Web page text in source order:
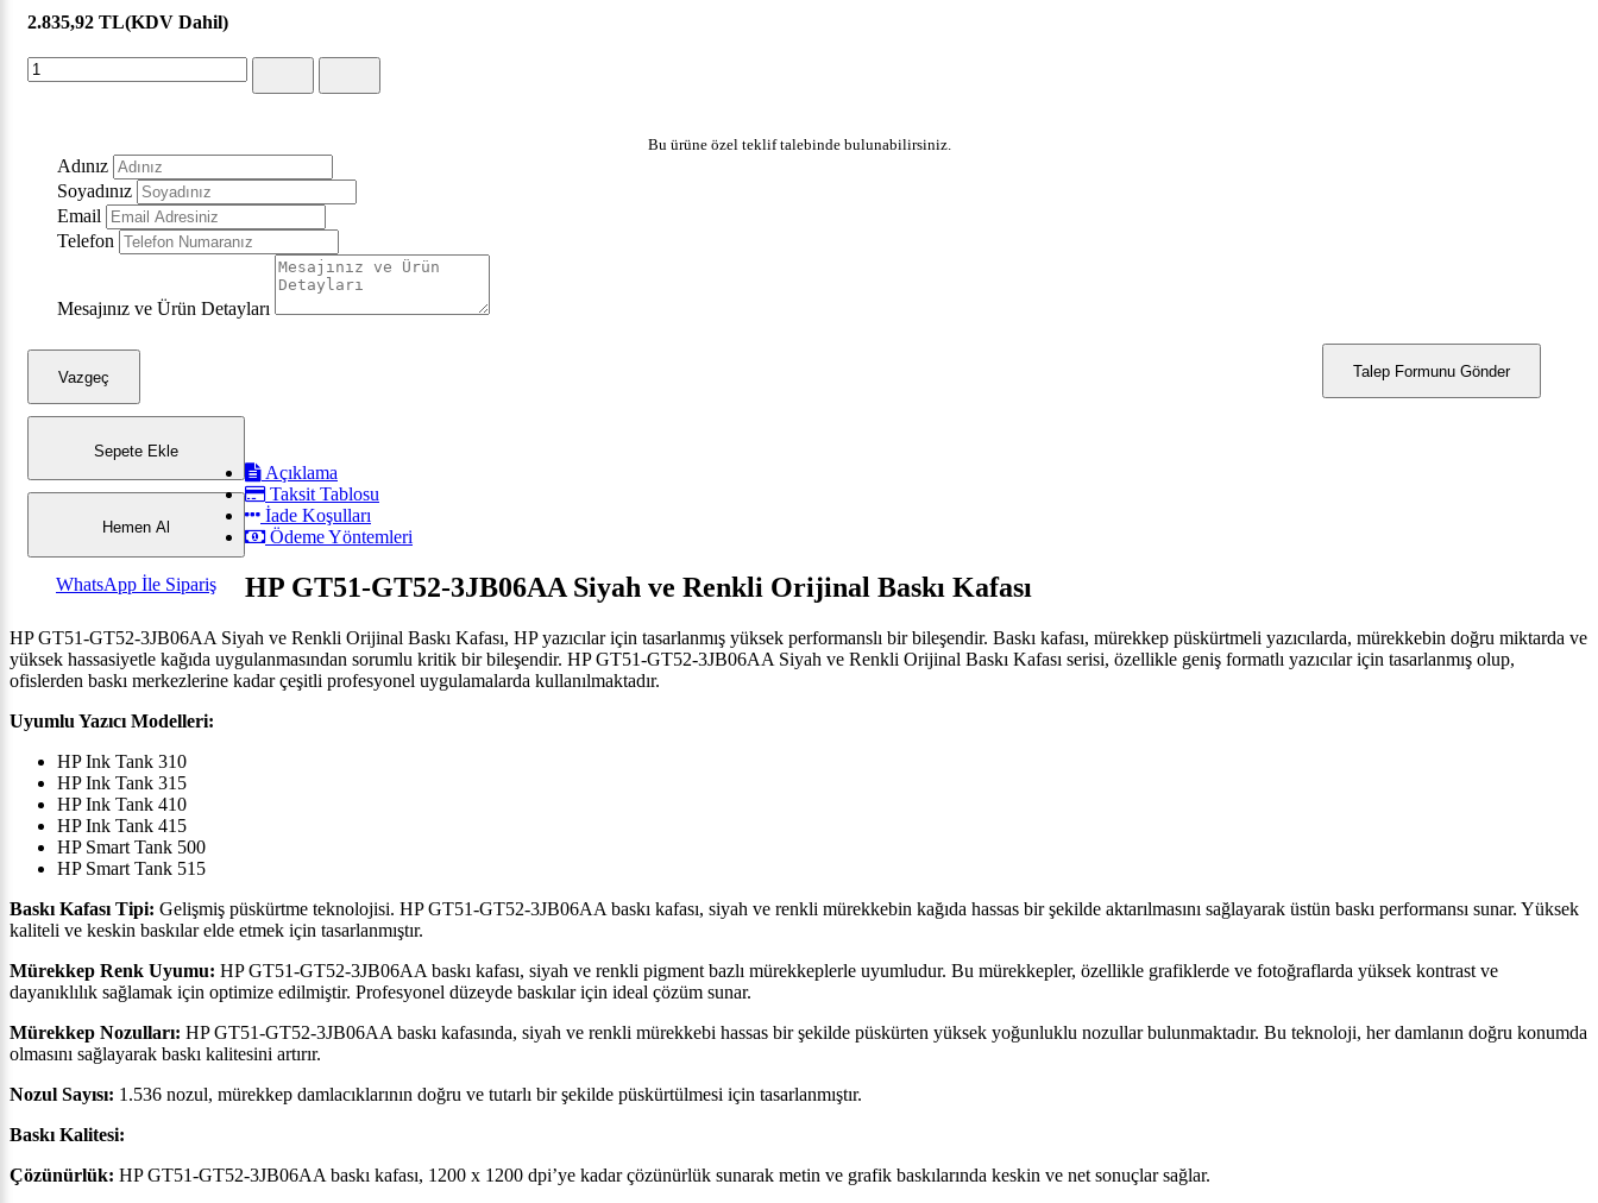
2.835,92 TL(KDV Dahil)
Bu ürüne özel teklif talebinde bulunabilirsiniz.
Adınız
Soyadınız
Email
Telefon
Mesajınız ve Ürün Detayları
Talep Formunu Gönder
Vazgeç
Sepete Ekle
Hemen Al
WhatsApp İle Sipariş
Açıklama
Taksit Tablosu
İade Koşulları
Ödeme Yöntemleri
HP GT51-GT52-3JB06AA Siyah ve Renkli Orijinal Baskı Kafası
HP GT51-GT52-3JB06AA Siyah ve Renkli Orijinal Baskı Kafası, HP yazıcılar için tasarlanmış yüksek performanslı bir bileşendir. Baskı kafası, mürekkep püskürtmeli yazıcılarda, mürekkebin doğru miktarda ve
yüksek hassasiyetle kağıda uygulanmasından sorumlu kritik bir bileşendir. HP GT51-GT52-3JB06AA Siyah ve Renkli Orijinal Baskı Kafası serisi, özellikle geniş formatlı yazıcılar için tasarlanmış olup,
ofislerden baskı merkezlerine kadar çeşitli profesyonel uygulamalarda kullanılmaktadır.
Uyumlu Yazıcı Modelleri:
HP Ink Tank 310
HP Ink Tank 315
HP Ink Tank 410
HP Ink Tank 415
HP Smart Tank 500
HP Smart Tank 515
Baskı Kafası Tipi: Gelişmiş püskürtme teknolojisi. HP GT51-GT52-3JB06AA baskı kafası, siyah ve renkli mürekkebin kağıda hassas bir şekilde aktarılmasını sağlayarak üstün baskı performansı sunar. Yüksek
kaliteli ve keskin baskılar elde etmek için tasarlanmıştır.
Mürekkep Renk Uyumu: HP GT51-GT52-3JB06AA baskı kafası, siyah ve renkli pigment bazlı mürekkeplerle uyumludur. Bu mürekkepler, özellikle grafiklerde ve fotoğraflarda yüksek kontrast ve
dayanıklılık sağlamak için optimize edilmiştir. Profesyonel düzeyde baskılar için ideal çözüm sunar.
Mürekkep Nozulları: HP GT51-GT52-3JB06AA baskı kafasında, siyah ve renkli mürekkebi hassas bir şekilde püskürten yüksek yoğunluklu nozullar bulunmaktadır. Bu teknoloji, her damlanın doğru konumda
olmasını sağlayarak baskı kalitesini artırır.
Nozul Sayısı: 1.536 nozul, mürekkep damlacıklarının doğru ve tutarlı bir şekilde püskürtülmesi için tasarlanmıştır.
Baskı Kalitesi:
Çözünürlük: HP GT51-GT52-3JB06AA baskı kafası, 1200 x 1200 dpi’ye kadar çözünürlük sunarak metin ve grafik baskılarında keskin ve net sonuçlar sağlar.